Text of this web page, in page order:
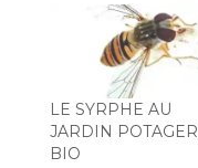
LE SYRPHE AU
JARDIN POTAGER
BIO